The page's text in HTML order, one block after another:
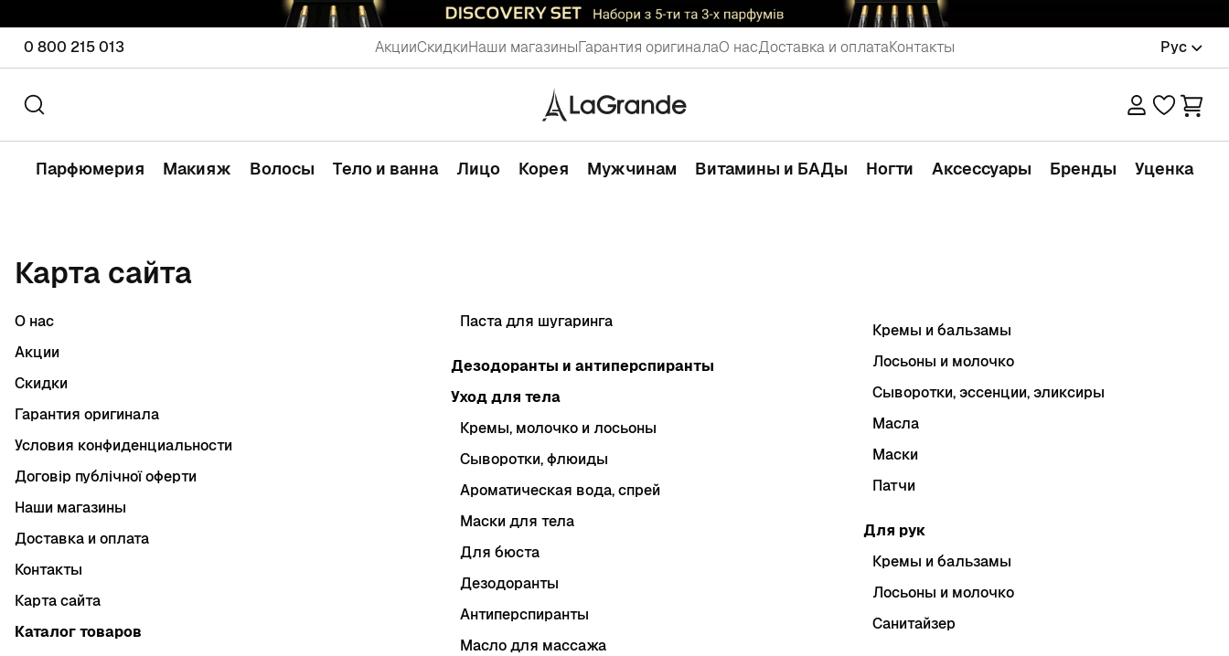
0 800 215 013 АкцииСкидкиНаши магазиныГарантия оригиналаО насДоставка и оплатаКонтакты Рус
Парфюмерия Макияж Волосы Тело и ванна Лицо Корея Мужчинам Витамины и БАДы Ногти Аксессуары Бренды Уценка
Карта сайта
О нас
Акции
Скидки
Гарантия оригинала
Условия конфиденциальности
Договір публічної оферти
Наши магазины
Доставка и оплата
Контакты
Карта сайта
Каталог товаров
Паста для шугаринга
Дезодоранты и антиперспиранты
Уход для тела
Кремы, молочко и лосьоны
Сыворотки, флюиды
Ароматическая вода, спрей
Маски для тела
Для бюста
Дезодоранты
Антиперспиранты
Масло для массажа
Кремы и бальзамы
Лосьоны и молочко
Сыворотки, эссенции, эликсиры
Масла
Маски
Патчи
Для рук
Кремы и бальзамы
Лосьоны и молочко
Санитайзер